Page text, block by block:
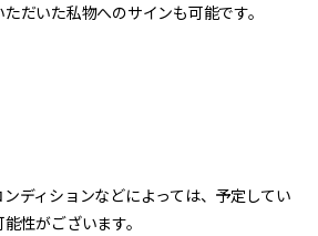
だいた私物へのサインも可能です。
ディションなどによっては、予定してい
性がございます。